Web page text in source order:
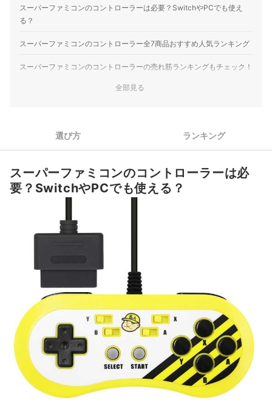
スーパーファミコンのコントローラーは必要？SwitchやPCでも使え
る？
スーパーファミコンのコントローラー全7商品おすすめ人気ランキング
スーパーファミコンのコントローラーの売れ筋ランキングもチェック！
全部見る
選び方 ランキング
スーパーファミコンのコントローラーは必
要？SwitchやPCでも使える？